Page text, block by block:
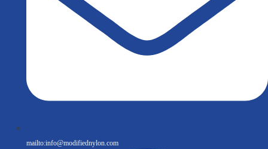
mailto:info@modifiednylon.com